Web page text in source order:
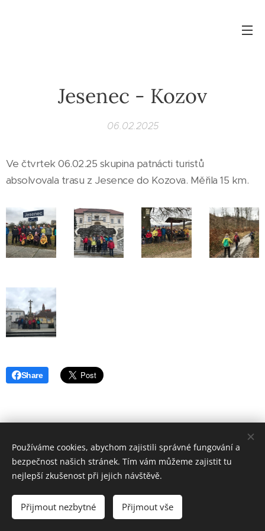
Jesenec - Kozov
06.02.2025
Ve čtvrtek 06.02.25 skupina patnácti turistů
absolvovala trasu z Jesence do Kozova. Měřila 15 km.
Share
© 2019 Hostinec u nádraží Červenka | Všechna práva vyhrazena
Vytvořeno službouWebnode
Používáme cookies, abychom zajistili správné fungování a
bezpečnost našich stránek. Tím vám můžeme zajistit tu
nejlepší zkušenost při jejich návštěvě.
Přijmout nezbytné Přijmout vše